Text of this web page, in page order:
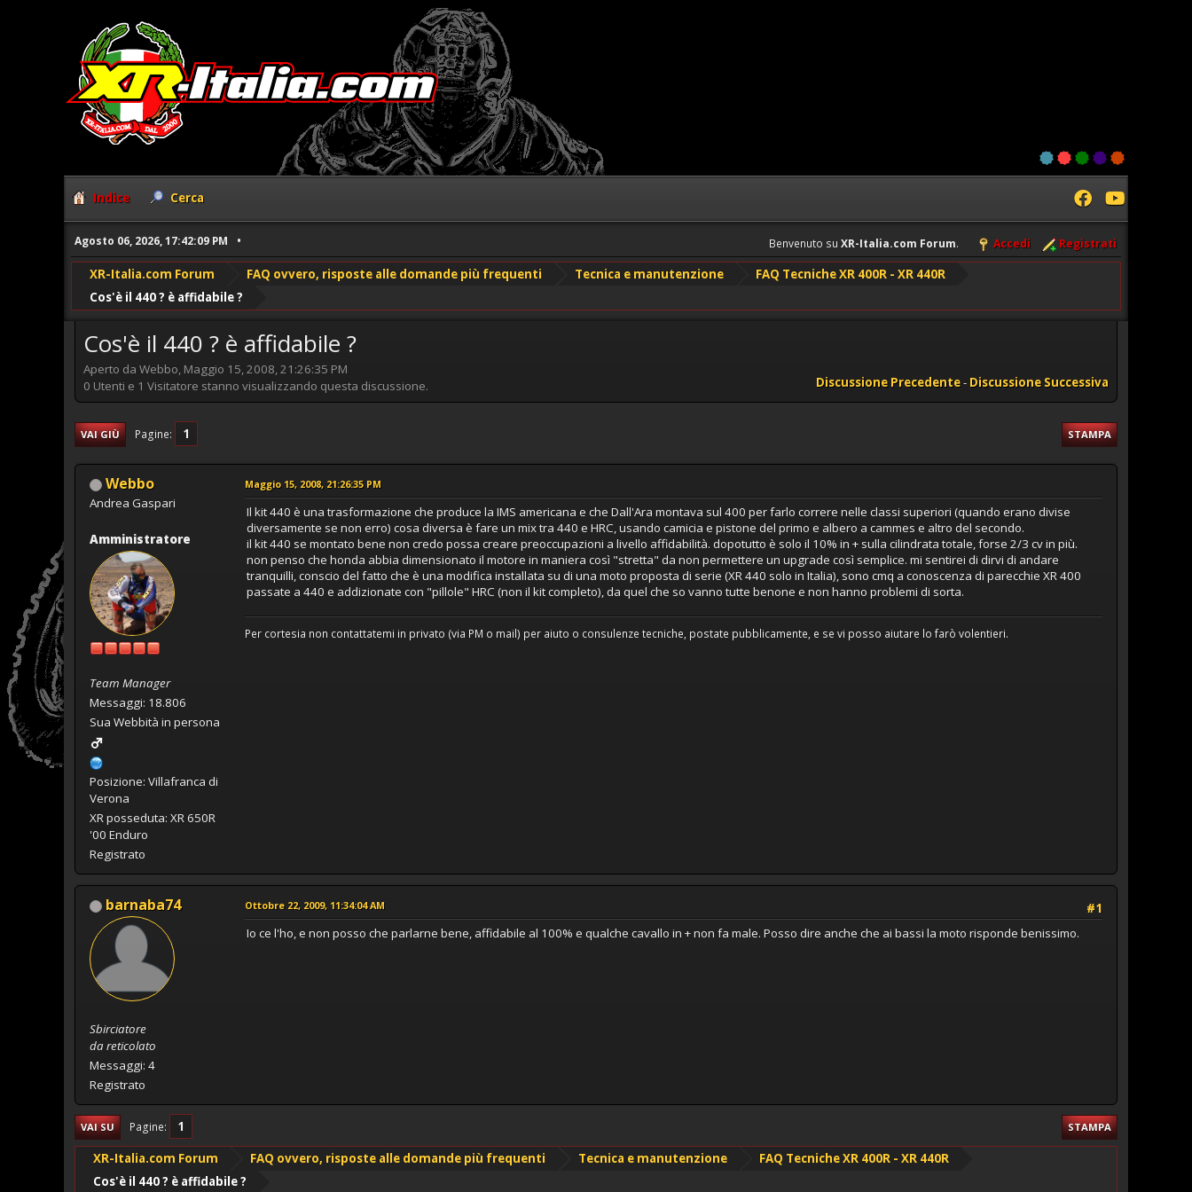
Indice Cerca
Agosto 06, 2026, 17:42:09 PM Benvenuto su XR-Italia.com Forum. Accedi Registrati
XR-Italia.com Forum FAQ ovvero, risposte alle domande più frequenti Tecnica e manutenzione
FAQ Tecniche XR 400R - XR 440R
Cos'è il 440 ? è affidabile ?
Cos'è il 440 ? è affidabile ?
Aperto da Webbo, Maggio 15, 2008, 21:26:35 PM
Discussione Precedente- Discussione Successiva
0 Utenti e 1 Visitatore stanno visualizzando questa discussione.
STAMPA
VAI GIÙ Pagine 1
Webbo
Andrea Gaspari
Amministratore
Team Manager
Messaggi: 18.806
Sua Webbità in persona
Posizione: Villafranca di
Verona
XR posseduta: XR 650R
'00 Enduro
Registrato
Maggio 15, 2008, 21:26:35 PM
Il kit 440 è una trasformazione che produce la IMS americana e che Dall'Ara montava sul 400 per farlo correre nelle classi superiori (quando erano divise
diversamente se non erro) cosa diversa è fare un mix tra 440 e HRC, usando camicia e pistone del primo e albero a cammes e altro del secondo.
il kit 440 se montato bene non credo possa creare preoccupazioni a livello affidabilità. dopotutto è solo il 10% in + sulla cilindrata totale, forse 2/3 cv in più.
non penso che honda abbia dimensionato il motore in maniera così "stretta" da non permettere un upgrade così semplice. mi sentirei di dirvi di andare
tranquilli, conscio del fatto che è una modifica installata su di una moto proposta di serie (XR 440 solo in Italia), sono cmq a conoscenza di parecchie XR 400
passate a 440 e addizionate con "pillole" HRC (non il kit completo), da quel che so vanno tutte benone e non hanno problemi di sorta.
Per cortesia non contattatemi in privato (via PM o mail) per aiuto o consulenze tecniche, postate pubblicamente, e se vi posso aiutare lo farò volentieri.
barnaba74
Sbirciatore
da reticolato
Messaggi: 4
Registrato
#1
Ottobre 22, 2009, 11:34:04 AM
Io ce l'ho, e non posso che parlarne bene, affidabile al 100% e qualche cavallo in + non fa male. Posso dire anche che ai bassi la moto risponde benissimo.
STAMPA
VAI SU Pagine 1
XR-Italia.com Forum FAQ ovvero, risposte alle domande più frequenti Tecnica e manutenzione
FAQ Tecniche XR 400R - XR 440R
Cos'è il 440 ? è affidabile ?